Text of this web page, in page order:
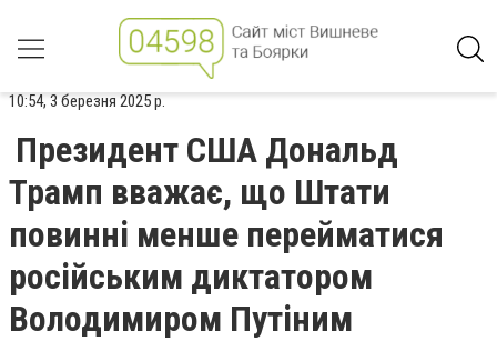
10:54, 3 березня 2025 р.
Президент США Дональд
Трамп вважає, що Штати
повинні менше перейматися
російським диктатором
Володимиром Путіним